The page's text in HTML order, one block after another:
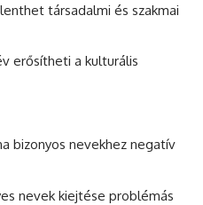
társadalmi és szakmai
erősítheti a kulturális
bizonyos nevekhez negatív
nevek kiejtése problémás